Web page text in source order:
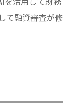
て融資審査が修